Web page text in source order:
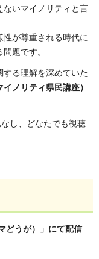
ないマイノリティと言
が尊重される時代に
題です。
る理解を深めていた
ノリティ県民講座）
し、どなたでも視聴
どうが）」にて配信